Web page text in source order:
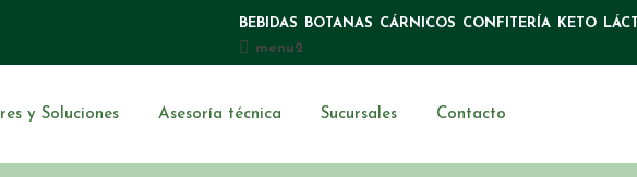
BEBIDAS BOTANAS CÁRNICOS CONFITERÍA KETO
menu2
y Soluciones Asesoría técnica Sucursales Contacto